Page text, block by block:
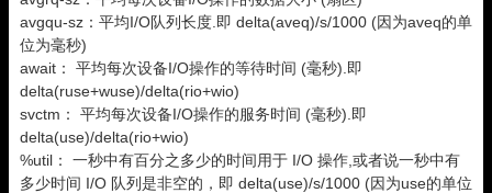
avgqu-sz：平均I/O队列长度.即 delta(aveq)/s/1000 (因为aveq的单
位为毫秒)
await： 平均每次设备I/O操作的等待时间 (毫秒).即
delta(ruse+wuse)/delta(rio+wio)
svctm： 平均每次设备I/O操作的服务时间 (毫秒).即
delta(use)/delta(rio+wio)
%util： 一秒中有百分之多少的时间用于 I/O 操作,或者说一秒中有
多少时间 I/O 队列是非空的，即 delta(use)/s/1000 (因为use的单位